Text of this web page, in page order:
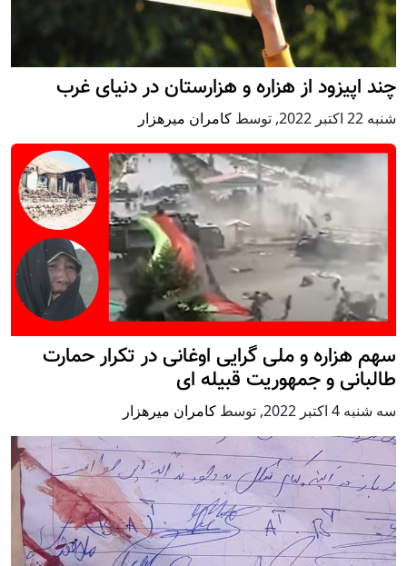
چند اپیزود از هزاره و هزارستان در دنیای غرب
شنبه 22 اكتبر 2022 , توسط کامران میرهزار
سهم هزاره و ملی گرایی اوغانی در تکرار حمارت
طالبانی و جمهوریت قبیله ای
سه شنبه 4 اكتبر 2022 , توسط کامران میرهزار